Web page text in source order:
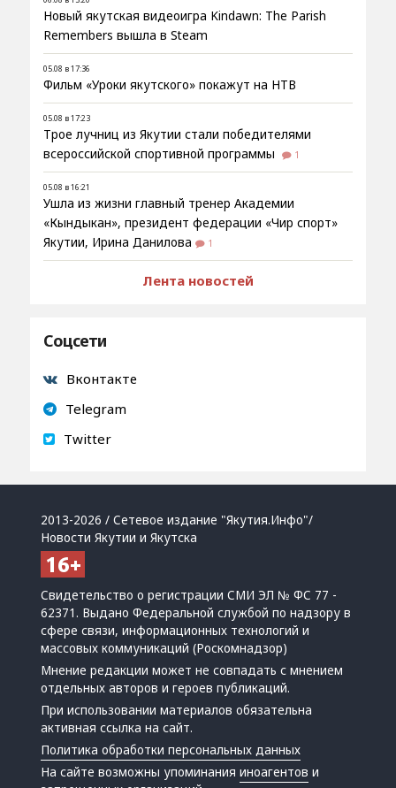
Новый якутская видеоигра Kindawn: The Parish
Remembers вышла в Steam
05.08 в 17:36
Фильм «Уроки якутского» покажут на НТВ
05.08 в 17:23
Трое лучниц из Якутии стали победителями
всероссийской спортивной программы
1
05.08 в 16:21
Ушла из жизни главный тренер Академии
«Кындыкан», президент федерации «Чир спорт»
Якутии, Ирина Данилова
1
Лента новостей
Соцсети
Вконтакте
Telegram
Twitter
2013-2026 / Сетевое издание "Якутия.Инфо"/
Новости Якутии и Якутска
Свидетельство о регистрации СМИ ЭЛ № ФС 77 -
62371. Выдано Федеральной службой по надзору в
сфере связи, информационных технологий и
массовых коммуникаций (Роскомнадзор)
Мнение редакции может не совпадать с мнением
отдельных авторов и героев публикаций.
При использовании материалов обязательна
активная ссылка на сайт.
Политика обработки персональных данных
На сайте возможны упоминанияиноагентов и